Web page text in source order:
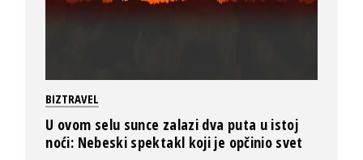
BIZTRAVEL
U ovom selu sunce zalazi dva puta u istoj
noći: Nebeski spektakl koji je opčinio svet